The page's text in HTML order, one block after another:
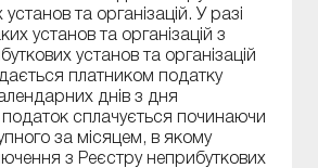
та організацій. У разі
установ та організацій з
установ та організацій
платником податку
днів з дня
сплачується починаючи
за місяцем, в якому
з Реєстру неприбуткових